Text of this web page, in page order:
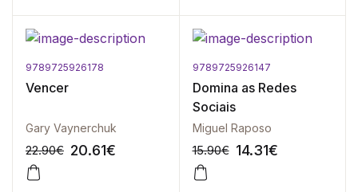
9789725926178
Vencer
Gary Vaynerchuk
22.90€ 20.61€
9789725926147
Domina as Redes
Sociais
Miguel Raposo
15.90€ 14.31€